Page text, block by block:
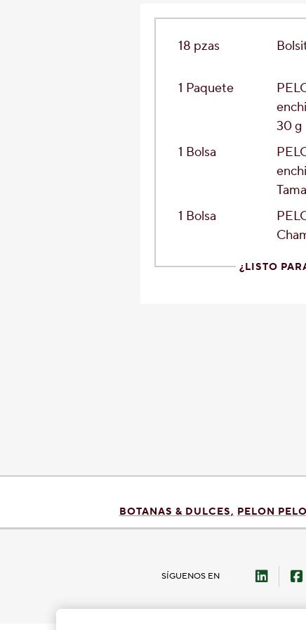
18 pzas
1 Paquete
30 g
1 Bolsa
1 Bolsa
¿LISTO
BOTANAS & DULCES PELON
SÍGUENOS EN